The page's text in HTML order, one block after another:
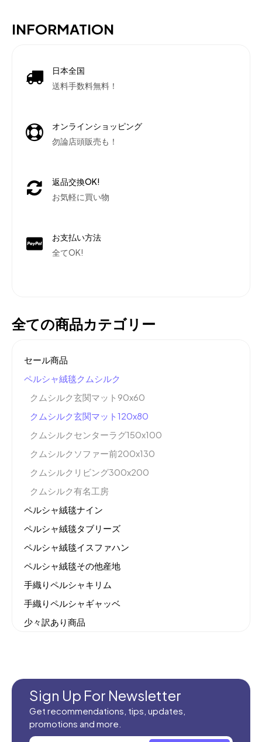
INFORMATION
日本全国
送料手数料無料！
オンラインショッピング
勿論店頭販売も！
返品交換OK!
お気軽に買い物
お支払い方法
全てOK!
全ての商品カテゴリー
セール商品
ペルシャ絨毯クムシルク
クムシルク玄関マット90x60
クムシルク玄関マット120x80
クムシルクセンターラグ150x100
クムシルクソファー前200x130
クムシルクリビング300x200
クムシルク有名工房
ペルシャ絨毯ナイン
ペルシャ絨毯タブリーズ
ペルシャ絨毯イスファハン
ペルシャ絨毯その他産地
手織りペルシャキリム
手織りペルシャギャッベ
少々訳あり商品
新商品入荷
Sign Up For Newsletter
Get recommendations, tips, updates,
promotions and more.